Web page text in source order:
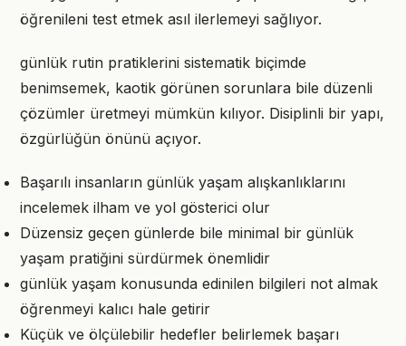
öğrenileni test etmek asıl ilerlemeyi sağlıyor.
günlük rutin pratiklerini sistematik biçimde
benimsemek, kaotik görünen sorunlara bile düzenli
çözümler üretmeyi mümkün kılıyor. Disiplinli bir yapı,
özgürlüğün önünü açıyor.
Başarılı insanların günlük yaşam alışkanlıklarını
incelemek ilham ve yol gösterici olur
Düzensiz geçen günlerde bile minimal bir günlük
yaşam pratiğini sürdürmek önemlidir
günlük yaşam konusunda edinilen bilgileri not almak
öğrenmeyi kalıcı hale getirir
Küçük ve ölçülebilir hedefler belirlemek başarı